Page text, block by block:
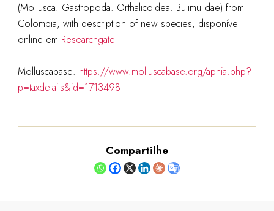
(Mollusca: Gastropoda: Orthalicoidea: Bulimulidae) from
Colombia, with description of new species, disponível
online em Researchgate
Molluscabase: https://www.molluscabase.org/aphia.php?
p=taxdetails&id=1713498
Compartilhe